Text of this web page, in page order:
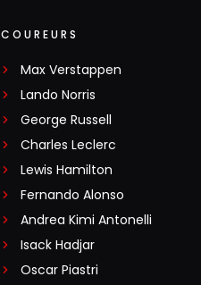
COUREURS
Max Verstappen
Lando Norris
George Russell
Charles Leclerc
Lewis Hamilton
Fernando Alonso
Andrea Kimi Antonelli
Isack Hadjar
Oscar Piastri